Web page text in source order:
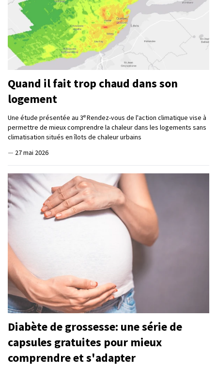
Quand il fait trop chaud dans son
logement
Une étude présentée au 3eRendez-vous de l'action climatique vise à
permettre de mieux comprendre la chaleur dans les logements sans
climatisation situés en îlots de chaleur urbains
— 27 mai 2026
Diabète de grossesse: une série de
capsules gratuites pour mieux
comprendre et s'adapter